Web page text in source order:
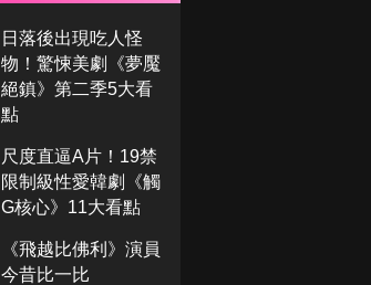
日落後出現吃人怪
物！驚悚美劇《夢魘
絕鎮》第二季5大看
點
尺度直逼A片！19禁
限制級性愛韓劇《觸
G核心》11大看點
《飛越比佛利》演員
今昔比一比